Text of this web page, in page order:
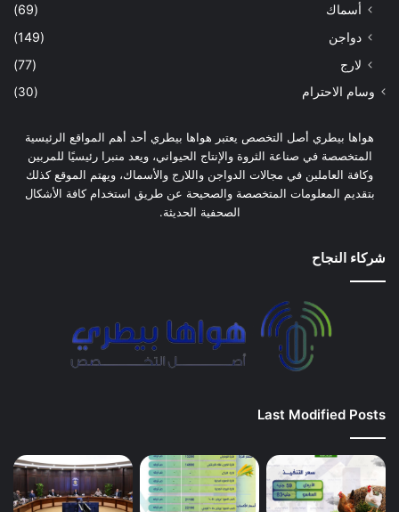
أسماك
(69)
دواجن
(149)
لارج
(77)
وسام الاحترام (30)
هواها بيطري أصل التخصص يعتبر هواها بيطري أحد أهم المواقع الرئيسية
المتخصصة في صناعة الثروة والإنتاج الحيواني، ويعد منبرا رئيسيًا للمربين
وكافة العاملين في مجالات الدواجن واللارج والأسماك، ويهتم الموقع كذلك
بتقديم المعلومات المتخصصة والصحيحة عن طريق استخدام كافة الأشكال
الصحفية الحديثة.
شركاء النجاح
Last Modified Posts